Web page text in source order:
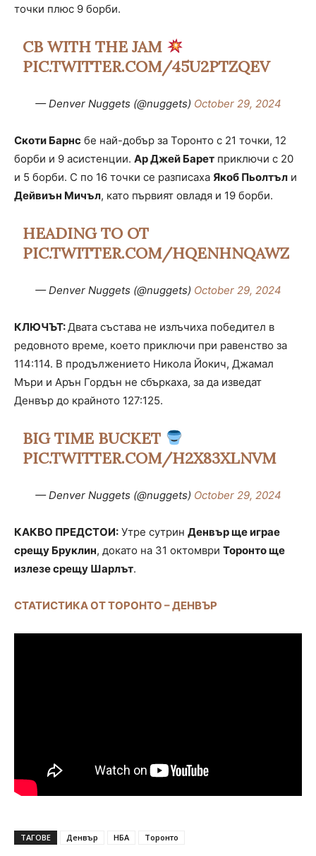
точки плюс 9 борби.
CB WITH THE JAM
PIC.TWITTER.COM/45U2PTZQEV
— Denver Nuggets (@nuggets) October 29, 2024
Скоти Барнс бе най-добър за Торонто с 21 точки, 12
борби и 9 асистенции. Ар Джей Барет приключи с 20
и 5 борби. С по 16 точки се разписаха Якоб Пьолтъл и
Дейвиън Мичъл, като първият овладя и 19 борби.
HEADING TO OT
PIC.TWITTER.COM/HQENHNQAWZ
— Denver Nuggets (@nuggets) October 29, 2024
КЛЮЧЪТ: Двата състава не излъчиха победител в
редовното време, което приключи при равенство за
114:114. В продължението Никола Йокич, Джамал
Мъри и Арън Гордън не сбъркаха, за да изведат
Денвър до крайното 127:125.
BIG TIME BUCKET
PIC.TWITTER.COM/H2X83XLNVM
— Denver Nuggets (@nuggets) October 29, 2024
КАКВО ПРЕДСТОИ: Утре сутрин Денвър ще играе
срещу Бруклин, докато на 31 октомври Торонто ще
излезе срещу Шарлът.
СТАТИСТИКА ОТ ТОРОНТО – ДЕНВЪР
ТАГОВЕ Денвър НБА Торонто